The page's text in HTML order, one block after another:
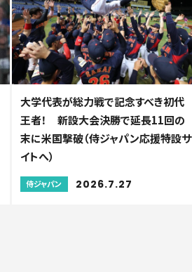
大学代表が総力戦で記念すべき初代
王者！ 新設大会決勝で延長11回の
末に米国撃破（侍ジャパン応援特設サ
イトへ）
侍ジャパン 2026.7.27